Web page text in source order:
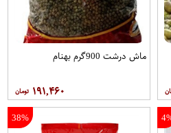
ماش درشت 900گرم بهنام
۱۹۱,۴۶۰
38%